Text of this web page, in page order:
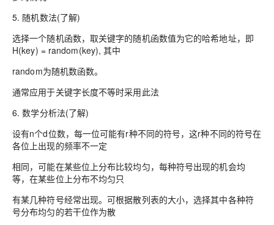
5. 随机数法(了解)
选择一个随机函数，取关键字的随机函数值为它的哈希地址，即
H(key) = random(key), 其中
random为随机数函数。
通常应用于关键字长度不等时采用此法
6. 数学分析法(了解)
设有n个d位数，每一位可能有r种不同的符号，这r种不同的符号在
各位上出现的频率不一定
相同，可能在某些位上分布比较均匀，每种符号出现的机会均
等，在某些位上分布不均匀只
有某几种符号经常出现。可根据散列表的大小，选择其中各种符
号分布均匀的若干位作为散